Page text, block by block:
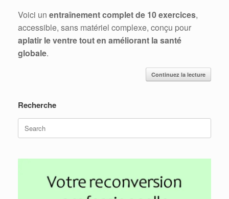
Voici un entraînement complet de 10 exercices,
accessible, sans matériel complexe, conçu pour
aplatir le ventre tout en améliorant la santé
globale.
Continuez la lecture
Recherche
Search
for: